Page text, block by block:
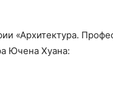
«Архитектура.
Ючена Хуана: